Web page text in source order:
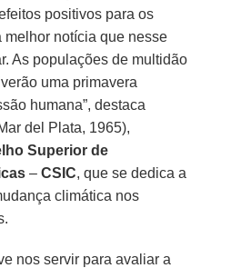
positivos para os
melhor notícia que nesse
As populações de multidão
uma primavera
humana”, destaca
del Plata, 1965),
Superior de
–CSIC, que se dedica a
climática nos
nos servir para avaliar a